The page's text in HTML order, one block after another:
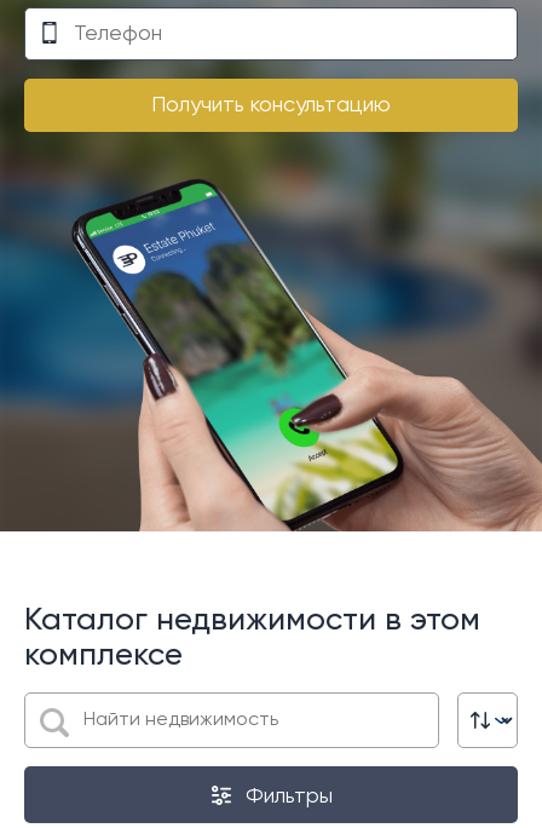
Получить консультацию
Каталог недвижимости в этом
комплексе
Фильтры